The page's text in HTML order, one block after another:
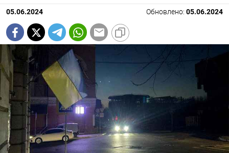
05.06.2024 Обновлено: 05.06.2024